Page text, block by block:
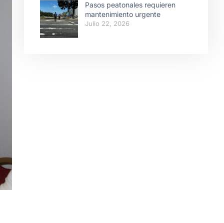
Pasos peatonales requieren
mantenimiento urgente
Julio 22, 2026